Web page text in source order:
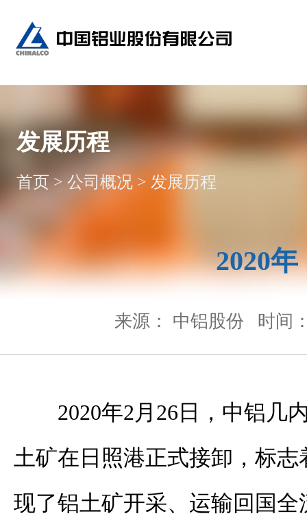
发展历程
首页 > 公司概况 > 发展历程
2020年
来源： 中铝股份 时间
2020年2月26日，中铝几
土矿在日照港正式接卸，标
现了铝土矿开采、运输回国